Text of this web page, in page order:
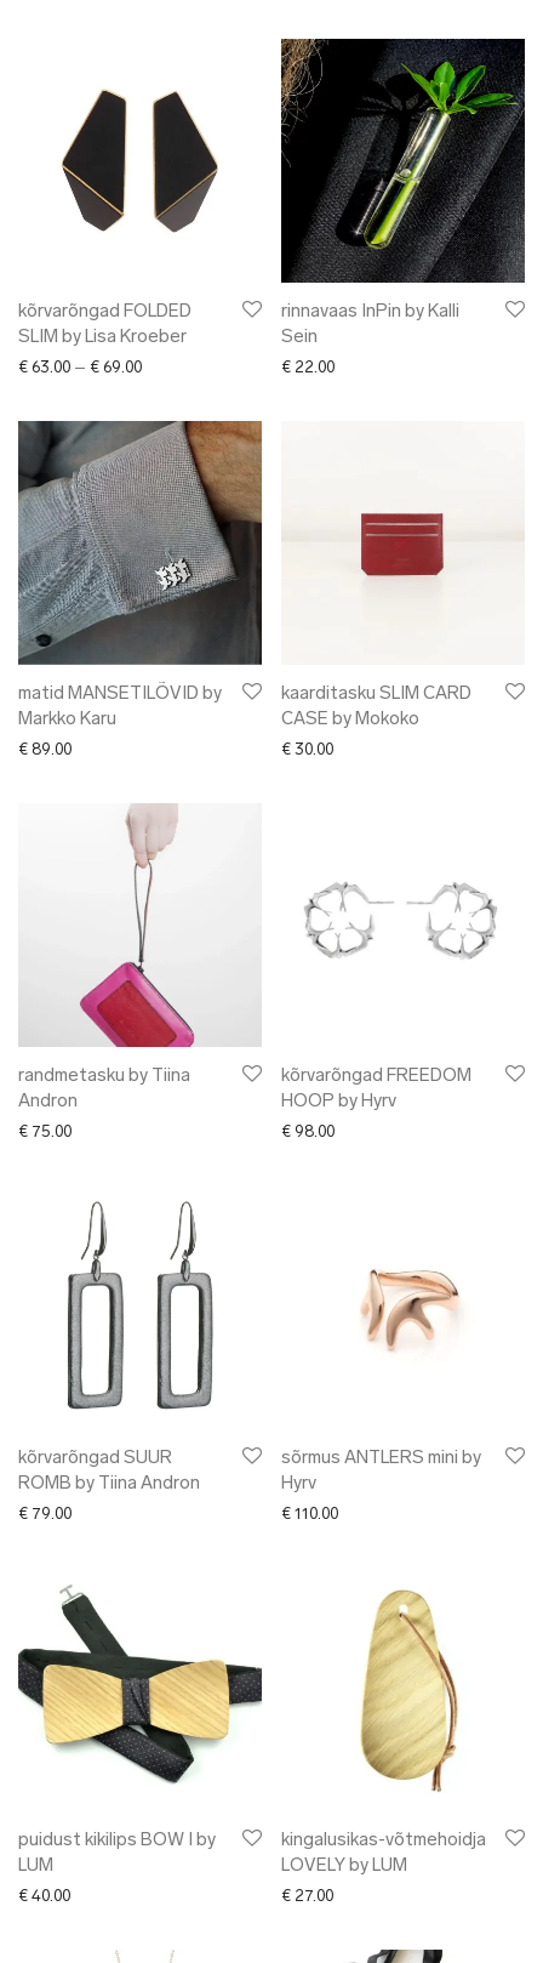
kõrvarõngad FOLDED
SLIM by Lisa Kroeber
€ 63.00 – € 69.00Price range: € 63.00 through € 69.00
rinnavaas InPin by Kalli
Sein
€ 22.00
matid MANSETILÕVID by
Markko Karu
€ 89.00
kaarditasku SLIM CARD
CASE by Mokoko
€ 30.00
randmetasku by Tiina
Andron
€ 75.00
kõrvarõngad FREEDOM
HOOP by Hyrv
€ 98.00
kõrvarõngad SUUR
ROMB by Tiina Andron
€ 79.00
sõrmus ANTLERS mini by
Hyrv
€ 110.00
puidust kikilips BOW I by
LUM
€ 40.00
kingalusikas-võtmehoidja
LOVELY by LUM
€ 27.00